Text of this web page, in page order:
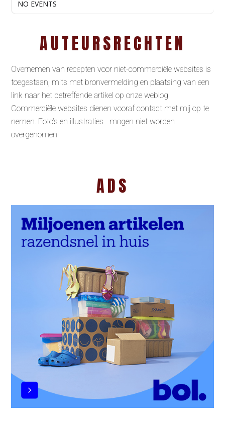
NO EVENTS
AUTEURSRECHTEN
Overnemen van recepten voor niet-commerciële websites is
toegestaan, mits met bronvermelding en plaatsing van een
link naar het betreffende artikel op onze weblog.
Commerciële websites dienen vooraf contact met mij op te
nemen. Foto’s en illustraties mogen niet worden
overgenomen!
ADS